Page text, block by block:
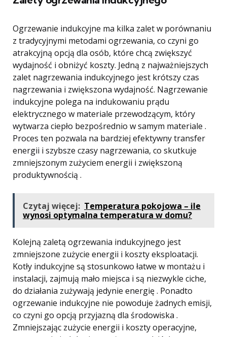
Ogrzewanie indukcyjne ma kilka zalet w porównaniu
z tradycyjnymi metodami ogrzewania, co czyni go
atrakcyjną opcją dla osób, które chcą zwiększyć
wydajność i obniżyć koszty. Jedną z najważniejszych
zalet nagrzewania indukcyjnego jest krótszy czas
nagrzewania i zwiększona wydajność. Nagrzewanie
indukcyjne polega na indukowaniu prądu
elektrycznego w materiale przewodzącym, który
wytwarza ciepło bezpośrednio w samym materiale .
Proces ten pozwala na bardziej efektywny transfer
energii i szybsze czasy nagrzewania, co skutkuje
zmniejszonym zużyciem energii i zwiększoną
produktywnością .
Czytaj więcej: Temperatura pokojowa – ile
wynosi optymalna temperatura w domu?
Kolejną zaletą ogrzewania indukcyjnego jest
zmniejszone zużycie energii i koszty eksploatacji.
Kotły indukcyjne są stosunkowo łatwe w montażu i
instalacji, zajmują mało miejsca i są niezwykle ciche,
do działania zużywają jedynie energię . Ponadto
ogrzewanie indukcyjne nie powoduje żadnych emisji,
co czyni go opcją przyjazną dla środowiska .
Zmniejszając zużycie energii i koszty operacyjne,